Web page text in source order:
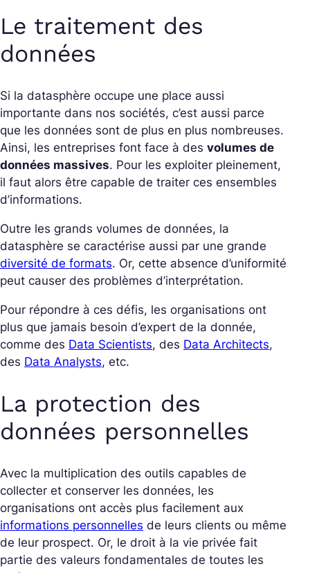
Le traitement des
données
Si la datasphère occupe une place aussi
importante dans nos sociétés, c’est aussi parce
que les données sont de plus en plus nombreuses.
Ainsi, les entreprises font face à des volumes de
données massives. Pour les exploiter pleinement,
il faut alors être capable de traiter ces ensembles
d’informations.
Outre les grands volumes de données, la
datasphère se caractérise aussi par une grande
diversité de formats. Or, cette absence d’uniformité
peut causer des problèmes d’interprétation.
Pour répondre à ces défis, les organisations ont
plus que jamais besoin d’expert de la donnée,
comme des Data Scientists, des Data Architects,
des Data Analysts, etc.
La protection des
données personnelles
Avec la multiplication des outils capables de
collecter et conserver les données, les
organisations ont accès plus facilement aux
informations personnelles de leurs clients ou même
de leur prospect. Or, le droit à la vie privée fait
partie des valeurs fondamentales de toutes les